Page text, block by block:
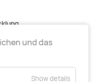
und das
Show details